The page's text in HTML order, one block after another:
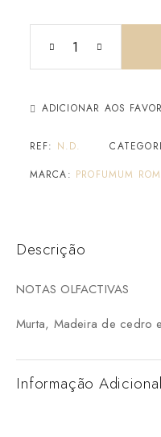
ADICIONAR AOS
REF: N.D.
MARCA: PROFUMUM
Descrição
NOTAS OLFACTIVAS
Murta, Madeira de cedro
Informação Adicional